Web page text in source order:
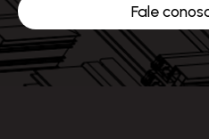
Fale